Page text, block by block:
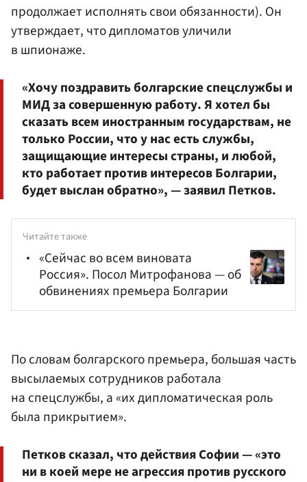
продолжает исполнять свои обязанности). Он
утверждает, что дипломатов уличили
в шпионаже.
«Хочу поздравить болгарские спецслужбы и
МИД за совершенную работу. Я хотел бы
сказать всем иностранным государствам, не
только России, что у нас есть службы,
защищающие интересы страны, и любой,
кто работает против интересов Болгарии,
будет выслан обратно», — заявил Петков.
Читайте также
«Сейчас во всем виновата
Россия». Посол Митрофанова — об
обвинениях премьера Болгарии
По словам болгарского премьера, большая часть
высылаемых сотрудников работала
на спецслужбы, а «их дипломатическая роль
была прикрытием».
Петков сказал, что действия Софии — «это
ни в коей мере не агрессия против русского